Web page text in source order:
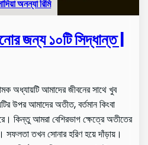
অনন্যা রিমি
জন্য ১০টি সিদ্ধান্ত |
অধ্যায়টি আমাদের জীবনের সাথে খুব
উপর আমাদের অতীত, বর্তমান কিংবা
কিন্তু আমরা বেশিরভাগ ক্ষেত্রে অতীতের
সফলতা তখন সোনার হরিণ হয়ে দাঁড়ায়।